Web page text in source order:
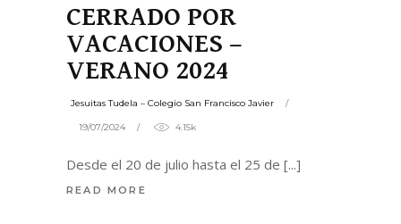
CERRADO POR
VACACIONES –
VERANO 2024
Jesuitas Tudela – Colegio San Francisco Javier
19/07/2024 4.15k
Desde el 20 de julio hasta el 25 de
READ MORE